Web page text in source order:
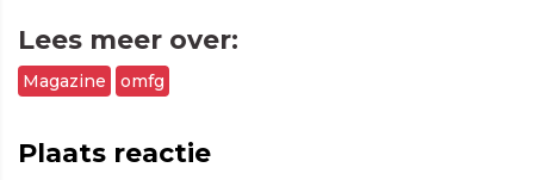
Lees meer over:
Magazine omfg
Plaats reactie